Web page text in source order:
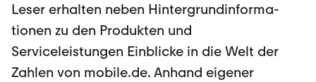
Leser erhalten neben Hintergrundinforma­
tionen zu den Produkten und
Serviceleistungen Einblicke in die Welt der
Zahlen von mobile.de. Anhand eigener